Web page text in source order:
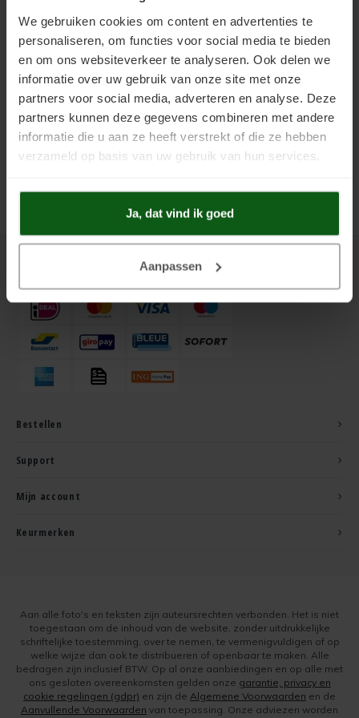
We gebruiken cookies om content en advertenties te
personaliseren, om functies voor social media te bieden
en om ons websiteverkeer te analyseren. Ook delen we
informatie over uw gebruik van onze site met onze
partners voor social media, adverteren en analyse. Deze
partners kunnen deze gegevens combineren met andere
informatie die u aan ze heeft verstrekt of die ze hebben
verzameld op basis van uw gebruik van hun services.
Ja, dat vind ik goed
Aanpassen
Vloersealer
Colourcoat 1K
Colourcoat 2K
Clearcoat 2K
Kunststofstripper
Linoleumvloer verven
Natuursteen verven
Nieuwbouw vloer verven
PVC vloer verven
Tegelvloer verven
Woonkamervloer verven
Als we dit vertalen naar vloerverf, is het goed om te weten dat houten
vloeren ook prima zijn te verven met de producten van Scanofloor. Met
belijningsverf zijn speelse patronen aan te brengen. En natuurlijk kunt u
alle trendkleuren van 2018 ook terugvinden in de kleuren vloerverf van
Scanofloor. Bent u niet bekend met onze kleuren, ga dan snel naar
onze kleurenwaaiers .
Bestellen
Support
Mijn account
Keurmerken
Aan alle foto's en teksten zijn auteursrechten verbonden. Het is niet
toegestaan om de inhoud van de website, zonder uitdrukkelijke
schriftelijke toestemming, over te nemen, te vermenigvuldigen of op
welke wijze dan ook te distribueren of openbaar te maken. Alle
bedragen zijn inclusief BTW. Op al onze aanbiedingen en op alle met
ons gesloten overeenkomsten gelden onze garantie, privacy en
cookie regelingen (gdpr) en zijn de Algemene Voorwaarden en de
Aanvullende Voorwaarden van toepassing. Onze adviezen worden